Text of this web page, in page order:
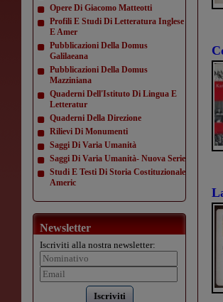
Opere Di Giacomo Matteotti
Profili E Studi Di Letteratura Inglese
E Amer
Pubblicazioni Della Domus
Galilaeana
Pubblicazioni Della Domus
Mazziniana
Quaderni Dell'Istituto Di Lingua E
Letteratur
Quaderni Della Direzione
Rilievi Di Monumenti
Saggi Di Varia Umanità
Saggi Di Varia Umanità- Nuova Serie
Studi E Testi Di Storia Costituzionale
Americ
Newsletter
Iscriviti alla nostra newsletter:
Iscriviti